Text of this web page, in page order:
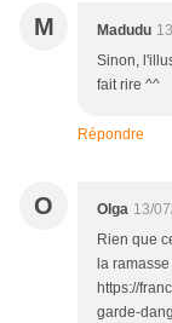
M Madudu
Sinon,
fait rire ^^
Répondre
O Olga 13/
Rien que
la
https://
garde-